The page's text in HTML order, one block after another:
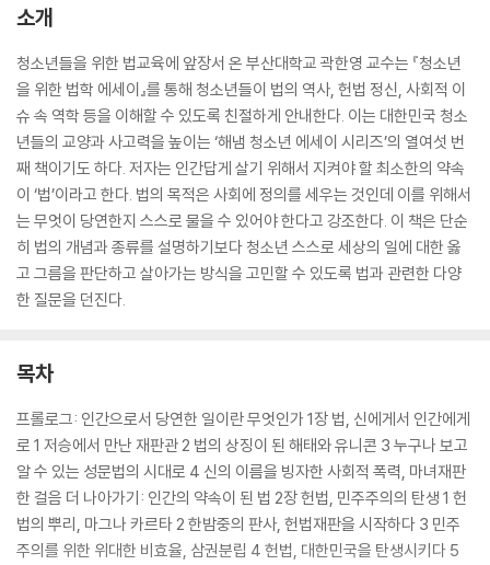
소개
청소년들을 위한 법교육에 앞장서 온 부산대학교 곽한영 교수는 『청소년
을 위한 법학 에세이』를 통해 청소년들이 법의 역사, 헌법 정신, 사회적 이
슈 속 역학 등을 이해할 수 있도록 친절하게 안내한다. 이는 대한민국 청소
년들의 교양과 사고력을 높이는 ‘해냄 청소년 에세이 시리즈’의 열여섯 번
째 책이기도 하다. 저자는 인간답게 살기 위해서 지켜야 할 최소한의 약속
이 ‘법’이라고 한다. 법의 목적은 사회에 정의를 세우는 것인데 이를 위해서
는 무엇이 당연한지 스스로 물을 수 있어야 한다고 강조한다. 이 책은 단순
히 법의 개념과 종류를 설명하기보다 청소년 스스로 세상의 일에 대한 옳
고 그름을 판단하고 살아가는 방식을 고민할 수 있도록 법과 관련한 다양
한 질문을 던진다.
목차
프롤로그: 인간으로서 당연한 일이란 무엇인가 1장 법, 신에게서 인간에게
로 1 저승에서 만난 재판관 2 법의 상징이 된 해태와 유니콘 3 누구나 보고
알 수 있는 성문법의 시대로 4 신의 이름을 빙자한 사회적 폭력, 마녀재판
한 걸음 더 나아가기: 인간의 약속이 된 법 2장 헌법, 민주주의의 탄생 1 헌
법의 뿌리, 마그나 카르타 2 한밤중의 판사, 헌법재판을 시작하다 3 민주
주의를 위한 위대한 비효율, 삼권분립 4 헌법, 대한민국을 탄생시키다 5